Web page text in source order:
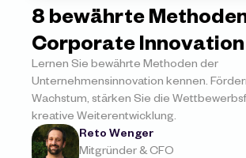
8 bewährte
Corporate Innovation
Lernen Sie bewährte Methoden der
Unternehmensinnovation kennen.
Wachstum, stärken Sie die
kreative Weiterentwicklung.
Reto Wenger
Mitgründer & CFO